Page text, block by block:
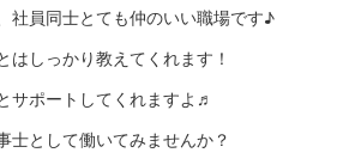
社員同士とても仲のいい職場です♪
しっかり教えてくれます！
サポートしてくれますよ♬
士として働いてみませんか？